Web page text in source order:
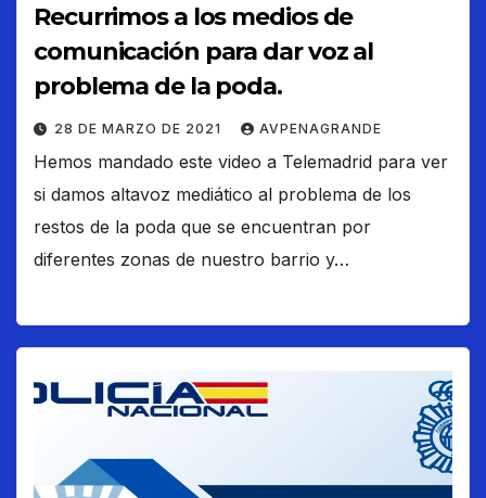
Recurrimos a los medios de
comunicación para dar voz al
problema de la poda.
28 DE MARZO DE 2021 AVPENAGRANDE
Hemos mandado este video a Telemadrid para ver
si damos altavoz mediático al problema de los
restos de la poda que se encuentran por
diferentes zonas de nuestro barrio y…